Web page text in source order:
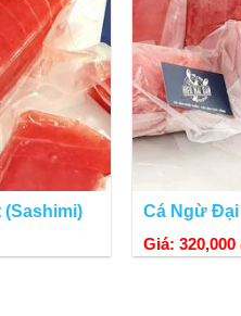
Cá Ngừ
Giá: 320,000